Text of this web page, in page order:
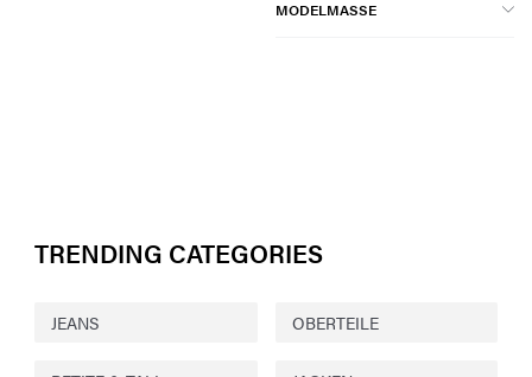
MODELMASSE
TRENDING CATEGORIES
JEANS OBERTEILE